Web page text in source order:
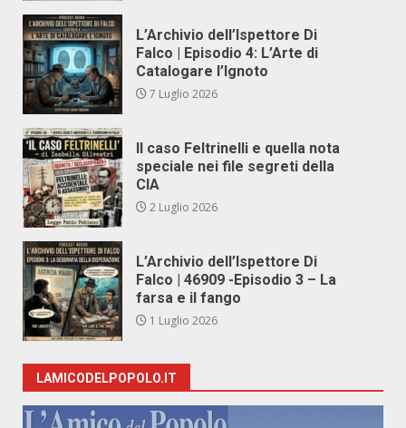
L’Archivio dell’Ispettore Di
Falco | Episodio 4: L’Arte di
Catalogare l’Ignoto
7 Luglio 2026
Il caso Feltrinelli e quella nota
speciale nei file segreti della
CIA
2 Luglio 2026
L’Archivio dell’Ispettore Di
Falco | 46909 -Episodio 3 – La
farsa e il fango
1 Luglio 2026
LAMICODELPOPOLO.IT